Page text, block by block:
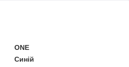
ONE
Синій